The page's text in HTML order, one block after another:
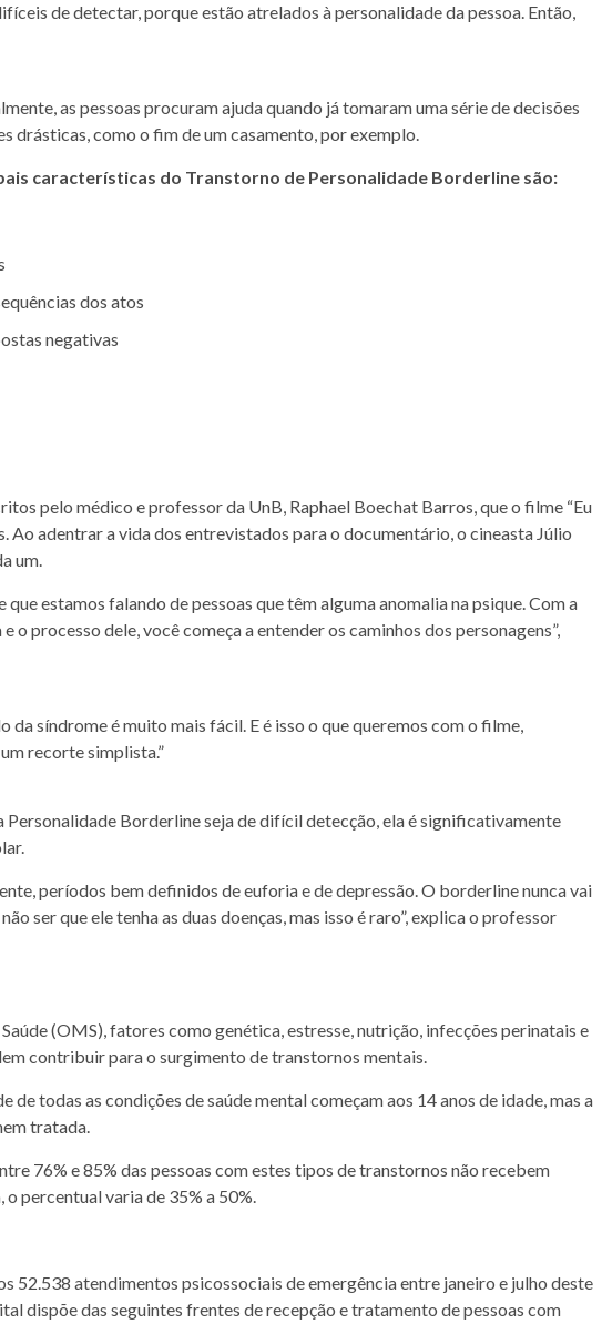
de detectar, porque estão atrelados à personalidade da pessoa. Então,
as pessoas procuram ajuda quando já tomaram uma série de decisões
drásticas, como o fim de um casamento, por exemplo.
características do Transtorno de Personalidade Borderline são:
dos atos
negativas
pelo médico e professor da UnB, Raphael Boechat Barros, que o filme “Eu
Ao adentrar a vida dos entrevistados para o documentário, o cineasta Júlio
um.
estamos falando de pessoas que têm alguma anomalia na psique. Com a
processo dele, você começa a entender os caminhos dos personagens”,
da síndrome é muito mais fácil. E é isso o que queremos com o filme,
recorte simplista.”
Borderline seja de difícil detecção, ela é significativamente
períodos bem definidos de euforia e de depressão. O borderline nunca vai
ser que ele tenha as duas doenças, mas isso é raro”, explica o professor
(OMS), fatores como genética, estresse, nutrição, infecções perinatais e
contribuir para o surgimento de transtornos mentais.
de todas as condições de saúde mental começam aos 14 anos de idade, mas a
tratada.
76% e 85% das pessoas com estes tipos de transtornos não recebem
percentual varia de 35% a 50%.
52.538 atendimentos psicossociais de emergência entre janeiro e julho deste
dispõe das seguintes frentes de recepção e tratamento de pessoas com